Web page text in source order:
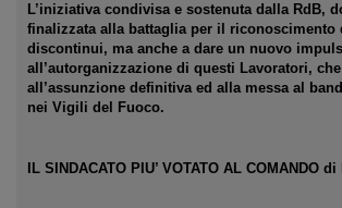
L’iniziativa condivisa e sostenuta dalla RdB,
finalizzata alla battaglia per il riconoscimento
discontinui, ma anche a dare un nuovo
all’autorganizzazione di questi Lavoratori,
all’assunzione definitiva ed alla messa al
nei Vigili del Fuoco.
IL SINDACATO PIU’ VOTATO AL COMANDO